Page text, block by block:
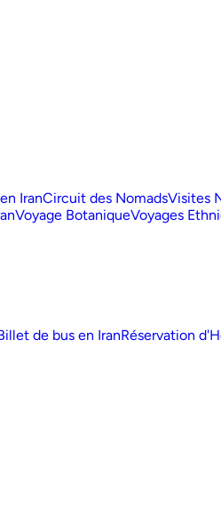
IranCircuit des NomadsVisites
Voyage BotaniqueVoyages
de bus en IranRéservation